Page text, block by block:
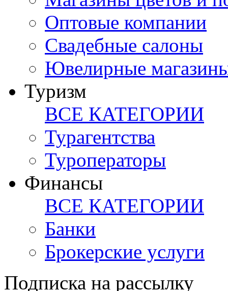
Оптовые компании
Свадебные салоны
Ювелирные
Туризм
ВСЕ КАТЕГОРИИ
Турагентства
Туроператоры
Финансы
ВСЕ КАТЕГОРИИ
Банки
Брокерские услуги
Подписка на рассылку